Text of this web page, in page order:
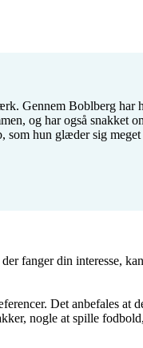
Gennem Boblberg har
og har også snakket
som hun glæder sig
fanger din interesse,
Det anbefales at
nogle at spille